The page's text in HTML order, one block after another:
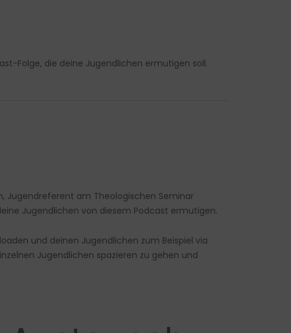
Folge, die deine Jugendlichen ermutigen soll.
Jugendreferent am Theologischen Seminar
Jugendlichen von diesem Podcast ermutigen.
und deinen Jugendlichen zum Beispiel via
Jugendlichen spazieren zu gehen und